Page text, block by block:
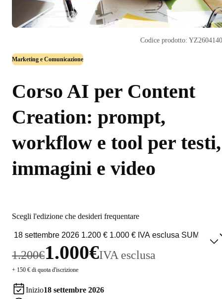
Marketing e Comunicazione
Corso AI per Content
Creation: prompt,
workflow e tool per testi,
immagini e video
Scegli l'edizione che desideri frequentare
1.200€1.000€IVA esclusa
+ 150 € di quota d'iscrizione
Inizio18 settembre 2026
Codice prodotto: